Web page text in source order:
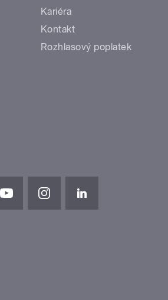
Kariéra
Kontakt
Rozhlasový poplatek